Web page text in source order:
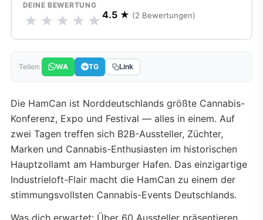
DEINE BEWERTUNG
★ ★ ★ ★ ★ 4.5 ★ (2 Bewertungen)
Teilen: WA TG Link
Die HamCan ist Norddeutschlands größte Cannabis-
Konferenz, Expo und Festival — alles in einem. Auf
zwei Tagen treffen sich B2B-Aussteller, Züchter,
Marken und Cannabis-Enthusiasten im historischen
Hauptzollamt am Hamburger Hafen. Das einzigartige
Industrieloft-Flair macht die HamCan zu einem der
stimmungsvollsten Cannabis-Events Deutschlands.